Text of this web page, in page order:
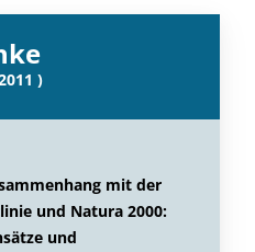
)
mit der
und Natura 2000:
und